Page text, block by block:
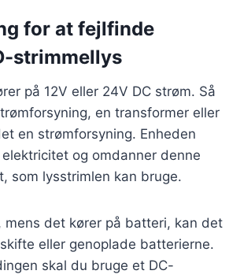
for at fejlfinde
strimmellys
på 12V eller 24V DC strøm. Så
en transformer eller
en strømforsyning. Enheden
og omdanner denne
som lysstrimlen kan bruge.
mens det kører på batteri, kan det
eller genoplade batterierne.
skal du bruge et DC-